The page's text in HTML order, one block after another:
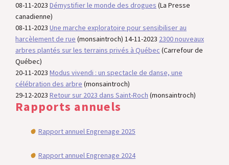
08-11-2023 Démystifier le monde des drogues (La Presse
canadienne)
08-11-2023 Une marche exploratoire pour sensibiliser au
harcèlement de rue (monsaintroch) 14-11-2023 2300 nouveaux
arbres plantés sur les terrains privés à Québec (Carrefour de
Québec)
20-11-2023 Modus vivendi : un spectacle de danse, une
célébration des arbre (monsaintroch)
29-12-2023 Retour sur 2023 dans Saint-Roch (monsaintroch)
Rapports annuels
Rapport annuel Engrenage 2025
Rapport annuel Engrenage 2024